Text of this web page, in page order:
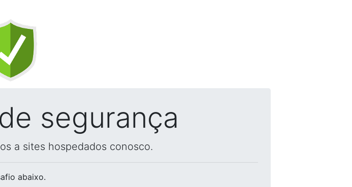
segurança
a sites hospedados conosco.
abaixo.